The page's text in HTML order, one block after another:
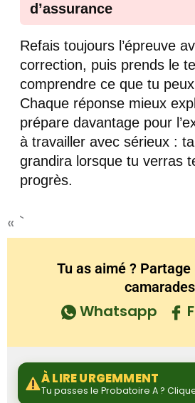
d’assurance
Refais toujours l’épreuve
correction, puis prends le
comprendre ce que tu
Chaque réponse mieux
prépare davantage pour
à travailler avec sérieux :
grandira lorsque tu verras
progrès.
« `
Tu as aimé ?
camarades
Whatsapp
À LIRE URGEMMENT
Tu passes le Probatoire A ?